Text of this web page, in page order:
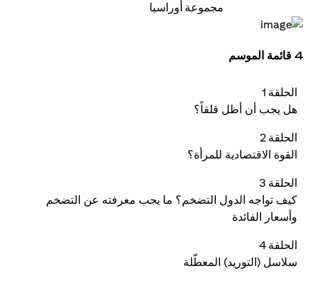
مجموعة أوراسيا
4 قائمة الموسم
الحلقة 1
هل يجب أن أظل قلقاً؟
الحلقة 2
القوة الاقتصادية للمرأة؟
الحلقة 3
كيف تواجه الدول التضخم؟ ما يجب معرفته عن التضخم
وأسعار الفائدة
الحلقة 4
سلاسل (التوريد) المعطّلة